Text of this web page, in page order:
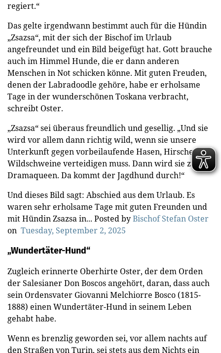
regiert.“
Das gelte irgendwann bestimmt auch für die Hündin
„Zsazsa“, mit der sich der Bischof im Urlaub
angefreundet und ein Bild beigefügt hat. Gott brauche
auch im Himmel Hunde, die er dann anderen
Menschen in Not schicken könne. Mit guten Freuden,
denen der Labradoodle gehöre, habe er erholsame
Tage in der wunderschönen Toskana verbracht,
schreibt Oster.
„Zsazsa“ sei überaus freundlich und gesellig. „Und sie
wird vor allem dann richtig wild, wenn sie unsere
Unterkunft gegen vorbeilaufende Hasen, Hirsche oder
Wildschweine verteidigen muss. Dann wird sie zur
Dramaqueen. Da kommt der Jagdhund durch!“
Und dieses Bild sagt: Abschied aus dem Urlaub. Es
waren sehr erholsame Tage mit guten Freunden und
mit Hündin Zsazsa in... Posted byBischof Stefan Oster
on Tuesday, September 2, 2025
„Wundertäter-Hund“
Zugleich erinnerte Oberhirte Oster, der dem Orden
der Salesianer Don Boscos angehört, daran, dass auch
sein Ordensvater Giovanni Melchiorre Bosco (1815-
1888) einen Wundertäter-Hund in seinem Leben
gehabt habe.
Wenn es brenzlig geworden sei, vor allem nachts auf
den Straßen von Turin, sei stets aus dem Nichts ein